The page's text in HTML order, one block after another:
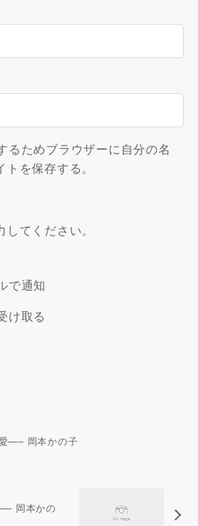
るためブラウザーに自分の名
を保存する。
てください。
で通知
け取る
—– 岡本かの子
岡本かの